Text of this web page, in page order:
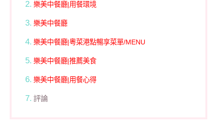
樂美中餐廳|用餐環境
樂美中餐廳
樂美中餐廳|粵菜港點暢享菜單/MENU
樂美中餐廳|推薦美食
樂美中餐廳|用餐心得
評論